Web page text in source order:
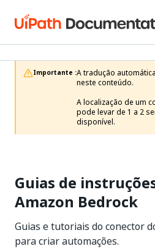
Importante :A tradução
neste conteúdo.
A localização de um
pode levar de 1 a 2
disponível.
Guias de
Amazon Bedrock
Guias e tutoriais do conector
para criar automações.